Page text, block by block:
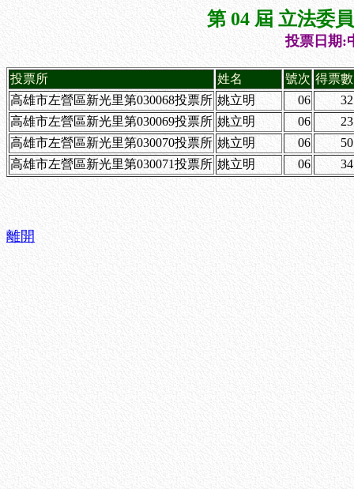
第 04 屆 立法委
投票日期:
投票所 姓名 號次 得票數
高雄市左營區新光里第030068投票所 姚立明 06
32
高雄市左營區新光里第030069投票所 姚立明 06
23
高雄市左營區新光里第030070投票所 姚立明 06
50
高雄市左營區新光里第030071投票所 姚立明 06 34
離開